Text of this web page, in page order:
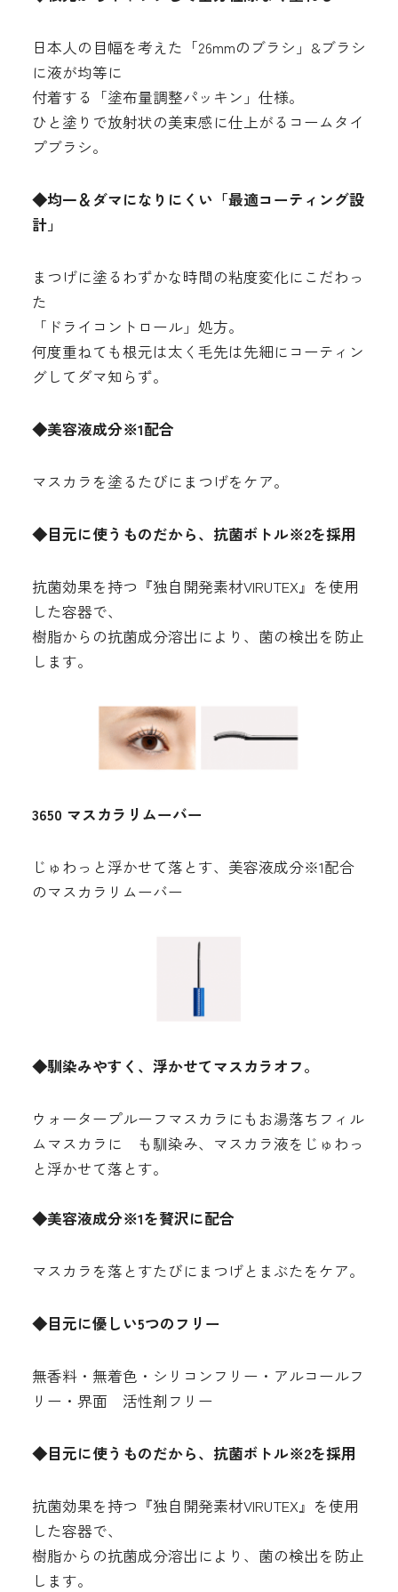
日本人の目幅を考えた「26mmのブラシ」&ブラシ
に液が均等に
付着する「塗布量調整パッキン」仕様。
ひと塗りで放射状の美束感に仕上がるコームタイ
プブラシ。
◆均一＆ダマになりにくい「最適コーティング設
計」
まつげに塗るわずかな時間の粘度変化にこだわっ
た
「ドライコントロール」処方。
何度重ねても根元は太く毛先は先細にコーティン
グしてダマ知らず。
◆美容液成分※1配合
マスカラを塗るたびにまつげをケア。
◆目元に使うものだから、抗菌ボトル※2を採用
抗菌効果を持つ『独自開発素材VIRUTEX』を使用
した容器で、
樹脂からの抗菌成分溶出により、菌の検出を防止
します。
3650 マスカラリムーバー
じゅわっと浮かせて落とす、美容液成分※1配合
のマスカラリムーバー
◆馴染みやすく、浮かせてマスカラオフ。
ウォータープルーフマスカラにもお湯落ちフィル
ムマスカラに も馴染み、マスカラ液をじゅわっ
と浮かせて落とす。
◆美容液成分※1を贅沢に配合
マスカラを落とすたびにまつげとまぶたをケア。
◆目元に優しい5つのフリー
無香料・無着色・シリコンフリー・アルコールフ
リー・界面 活性剤フリー
◆目元に使うものだから、抗菌ボトル※2を採用
抗菌効果を持つ『独自開発素材VIRUTEX』を使用
した容器で、
樹脂からの抗菌成分溶出により、菌の検出を防止
します。